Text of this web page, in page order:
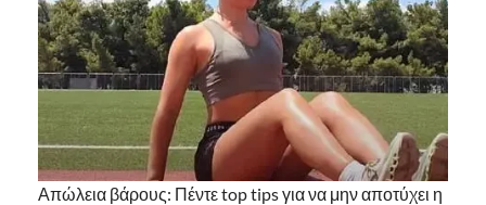
Απώλεια βάρους: Πέντε top tips για να μην αποτύχει η